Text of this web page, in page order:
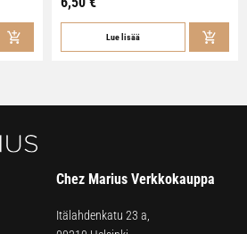
Lue lisää
Chez Marius Verkkokauppa
Itälahdenkatu 23 a,